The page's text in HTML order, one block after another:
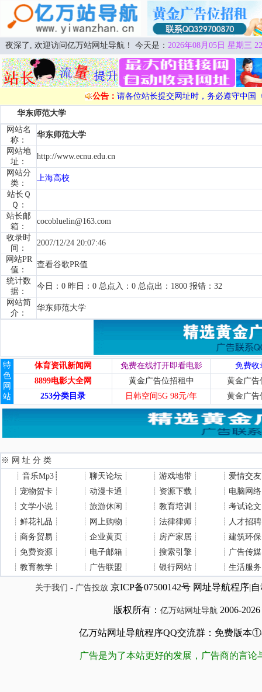
夜深了, 欢迎访问亿万站网址导航！ 今天是： 2026年08月05日 星期三
公告： 请各位站长提交网址时，务必遵守中国
华东师范大学
网站名
称：
华东师范大学
网站地
址：
http://www.ecnu.edu.cn
网站分
类：
上海高校
站长Ｑ
Ｑ：
站长邮
箱：
cocobluelin@163.com
收录时
间：
2007/12/24 20:07:46
网站PR
值：
查看谷歌PR值
统计数
据：
今日：0 昨日：0 总点入：0 总点出：1800 报错：32
网站简
介：
华东师范大学
特
色
网
站
体育资讯新闻网 免费在线打开即看电影
免费收
8899电影大全网
黄金广告位招租中
黄金广告
253分类目录
日韩空间5G 98元/年 黄金广告
※ 网 址 分 类
┊ 音乐Mp3 ┊ ┊ 聊天论坛 ┊ ┊ 游戏地带 ┊ ┊ 爱情交友
┊ 宠物贺卡 ┊ ┊ 动漫卡通 ┊ ┊ 资源下载 ┊ ┊ 电脑网络
┊ 文学小说 ┊ ┊ 旅游休闲 ┊ ┊ 教育培训 ┊ ┊ 考试论文
┊ 鲜花礼品 ┊ ┊ 网上购物 ┊ ┊ 法律律师 ┊ ┊ 人才招聘
┊ 商务贸易 ┊ ┊ 企业黄页 ┊ ┊ 房产家居 ┊ ┊ 建筑环保
┊ 免费资源 ┊ ┊ 电子邮箱 ┊ ┊ 搜索引擎 ┊ ┊ 广告传媒
┊ 教育教学 ┊ ┊ 广告联盟 ┊ ┊ 银行网站 ┊ ┊ 生活服务
关于我们 - 广告投放京ICP备07500142号 网址导航程序|
版权所有： 亿万站网址导航 2006-2026
亿万站网址导航程序QQ交流群：免费版本
广告是为了本站更好的发展，广告商的言